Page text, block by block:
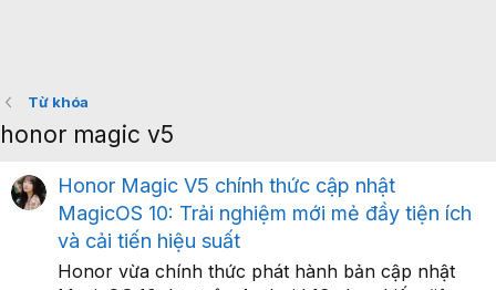
Từ khóa
honor magic v5
Honor Magic V5 chính thức cập nhật
MagicOS 10: Trải nghiệm mới mẻ đầy tiện ích
và cải tiến hiệu suất
Honor vừa chính thức phát hành bản cập nhật